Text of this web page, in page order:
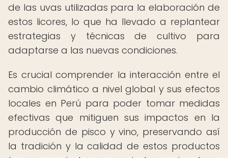
de las uvas utilizadas para la elaboración de
estos licores, lo que ha llevado a replantear
estrategias y técnicas de cultivo para
adaptarse a las nuevas condiciones.
Es crucial comprender la interacción entre el
cambio climático a nivel global y sus efectos
locales en Perú para poder tomar medidas
efectivas que mitiguen sus impactos en la
producción de pisco y vino, preservando así
la tradición y la calidad de estos productos